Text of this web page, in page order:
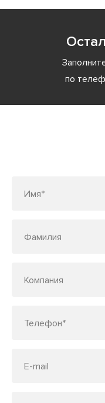
по
Имя*
Фамилия
Компания
Телефон*
E-mail